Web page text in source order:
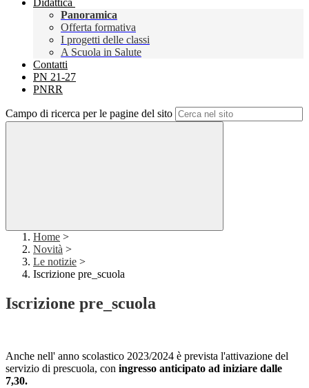
Didattica
Panoramica
Offerta formativa
I progetti delle classi
A Scuola in Salute
Contatti
PN 21-27
PNRR
Campo di ricerca per le pagine del sito
Home >
Novità >
Le notizie >
Iscrizione pre_scuola
Iscrizione pre_scuola
Anche nell' anno scolastico 2023/2024 è prevista l'attivazione del
servizio di prescuola, con ingresso anticipato ad iniziare dalle
7,30.